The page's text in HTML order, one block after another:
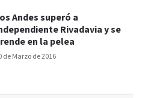
de Marzo de 2016
Andes superó a
Rivadavia y se
en la pelea